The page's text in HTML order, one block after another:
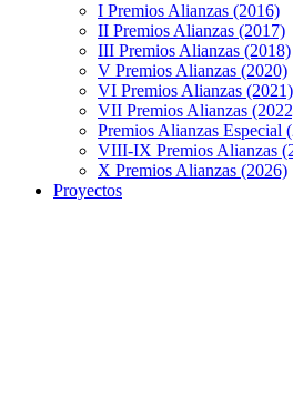
I Premios Alianzas (2016)
II Premios Alianzas (2017)
III Premios Alianzas (2018)
V Premios Alianzas (2020)
VI Premios Alianzas (2021)
VII Premios Alianzas
Premios Alianzas Especial
VIII-IX Premios Alianzas
X Premios Alianzas (2026)
Proyectos